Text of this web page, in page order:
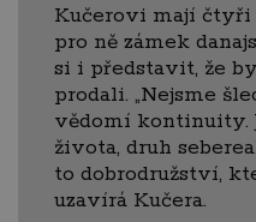
Kučerovi mají čtyři
pro ně zámek
si i představit, že
prodali. „Nejsme
vědomí kontinuity.
života, druh
to dobrodružství,
uzavírá Kučera.